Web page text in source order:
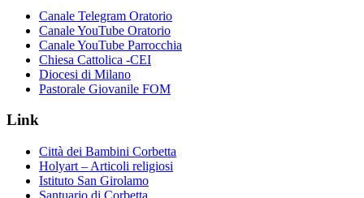
Canale Telegram Oratorio
Canale YouTube Oratorio
Canale YouTube Parrocchia
Chiesa Cattolica -CEI
Diocesi di Milano
Pastorale Giovanile FOM
Link
Città dei Bambini Corbetta
Holyart – Articoli religiosi
Istituto San Girolamo
Santuario di Corbetta